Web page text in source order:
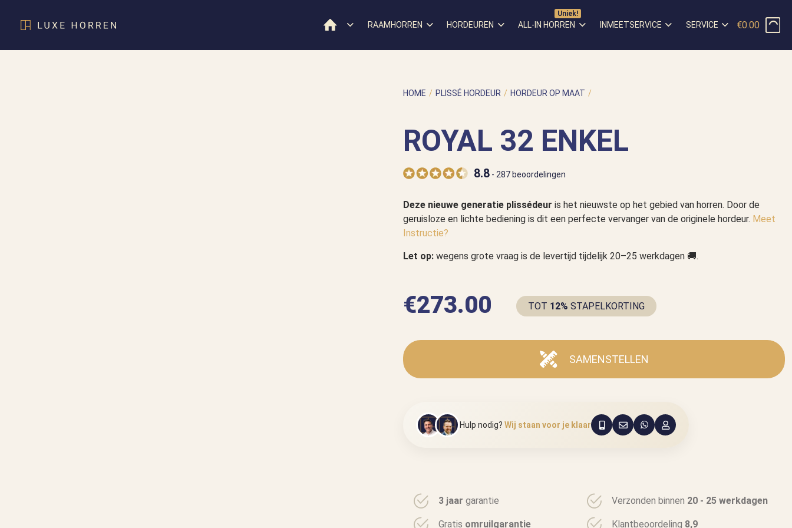
RAAMHORREN HORDEUREN ALL-IN HORREN INMEETSERVICE SERVICE €0.00
HOME / PLISSÉ HORDEUR / HORDEUR OP MAAT /
ROYAL 32 ENKEL
8.8 - 287 beoordelingen
Deze nieuwe generatie plissédeur is het nieuwste op het gebied van horren. Door de
geruisloze en lichte bediening is dit een perfecte vervanger van de originele hordeur. Meet
Instructie?
Let op: wegens grote vraag is de levertijd tijdelijk 20–25 werkdagen 🚚.
€273.00 TOT 12% STAPELKORTING
SAMENSTELLEN
Hulp nodig? Wij staan voor je klaar
3 jaar garantie Verzonden binnen 20 - 25 werkdagen
Gratis omruilgarantie Klantbeoordeling 8,9